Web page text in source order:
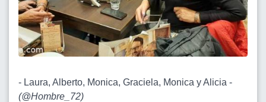
- Laura, Alberto, Monica, Graciela, Monica y Alicia -
(@Hombre_72)